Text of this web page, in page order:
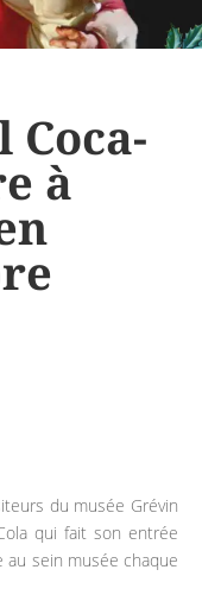
Coca-
à
du musée Grévin
qui fait son entrée
au sein musée chaque